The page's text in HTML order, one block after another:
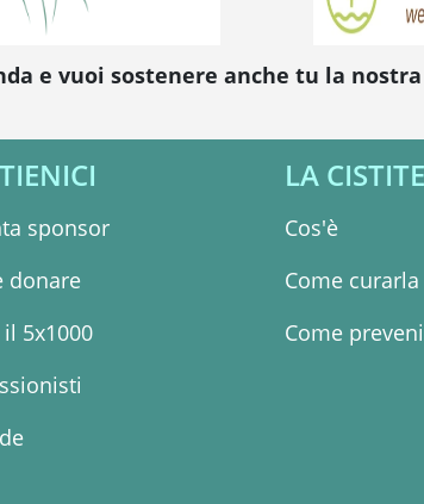
e vuoi sostenere anche tu la
sponsor
donare
5x1000
LA CISTITE
Cos'è
Come curarla
Come